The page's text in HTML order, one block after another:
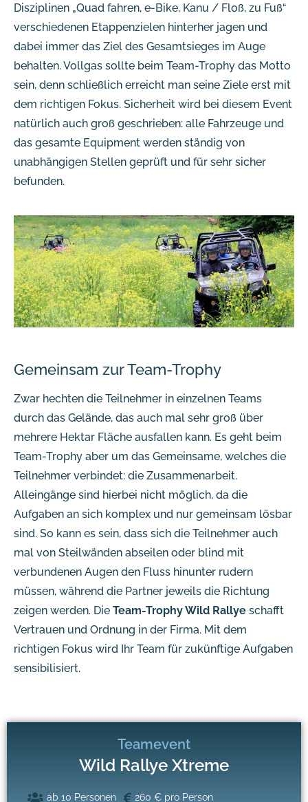
Disziplinen „Quad fahren, e-Bike, Kanu / Floß, zu Fuß“
verschiedenen Etappenzielen hinterher jagen und
dabei immer das Ziel des Gesamtsieges im Auge
behalten. Vollgas sollte beim Team-Trophy das Motto
sein, denn schließlich erreicht man seine Ziele erst mit
dem richtigen Fokus. Sicherheit wird bei diesem Event
natürlich auch groß geschrieben: alle Fahrzeuge und
das gesamte Equipment werden ständig von
unabhängigen Stellen geprüft und für sehr sicher
befunden.
Gemeinsam zur Team-Trophy
Zwar hechten die Teilnehmer in einzelnen Teams
durch das Gelände, das auch mal sehr groß über
mehrere Hektar Fläche ausfallen kann. Es geht beim
Team-Trophy aber um das Gemeinsame, welches die
Teilnehmer verbindet: die Zusammenarbeit.
Alleingänge sind hierbei nicht möglich, da die
Aufgaben an sich komplex und nur gemeinsam lösbar
sind. So kann es sein, dass sich die Teilnehmer auch
mal von Steilwänden abseilen oder blind mit
verbundenen Augen den Fluss hinunter rudern
müssen, während die Partner jeweils die Richtung
zeigen werden. Die Team-Trophy Wild Rallye schafft
Vertrauen und Ordnung in der Firma. Mit dem
richtigen Fokus wird Ihr Team für zukünftige Aufgaben
sensibilisiert.
Teamevent
Wild Rallye Xtreme
ab 10 Personen 260 € pro Person